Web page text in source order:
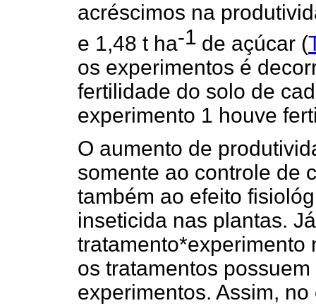
acréscimos na
e 1,48 t ha-1 de açúcar (
os experimentos é
fertilidade do solo de
experimento 1 houve
O aumento de
somente ao controle de
também ao efeito
inseticida nas plantas.
tratamento*experimento
os tratamentos
experimentos. Assim,